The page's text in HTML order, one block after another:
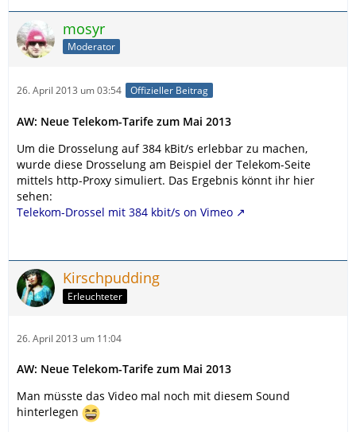
mosyr
Moderator
26. April 2013 um 03:54 Offizieller Beitrag
AW: Neue Telekom-Tarife zum Mai 2013
Um die Drosselung auf 384 kBit/s erlebbar zu machen,
wurde diese Drosselung am Beispiel der Telekom-Seite
mittels http-Proxy simuliert. Das Ergebnis könnt ihr hier
sehen:
Telekom-Drossel mit 384 kbit/s on Vimeo
Kirschpudding
Erleuchteter
26. April 2013 um 11:04
AW: Neue Telekom-Tarife zum Mai 2013
Man müsste das Video mal noch mit diesem Sound
hinterlegen